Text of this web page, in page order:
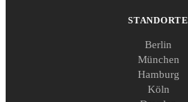
STANDORTE
Berlin
München
Hamburg
Köln